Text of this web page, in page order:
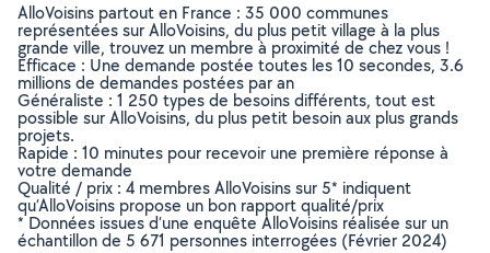
AlloVoisins partout en France : 35 000 communes
représentées sur AlloVoisins, du plus petit village à la plus
grande ville, trouvez un membre à proximité de chez vous !
Efficace : Une demande postée toutes les 10 secondes, 3.6
millions de demandes postées par an
Généraliste : 1 250 types de besoins différents, tout est
possible sur AlloVoisins, du plus petit besoin aux plus grands
projets.
Rapide : 10 minutes pour recevoir une première réponse à
votre demande
Qualité / prix : 4 membres AlloVoisins sur 5* indiquent
qu’AlloVoisins propose un bon rapport qualité/prix
* Données issues d’une enquête AlloVoisins réalisée sur un
échantillon de 5 671 personnes interrogées (Février 2024)